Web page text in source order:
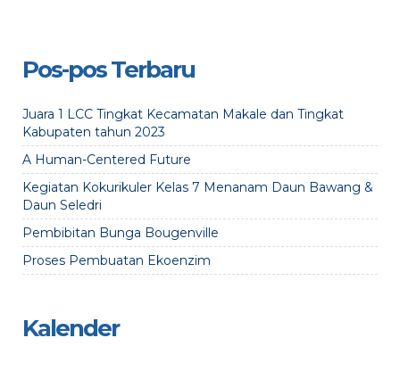
Pos-pos Terbaru
Juara 1 LCC Tingkat Kecamatan Makale dan Tingkat
Kabupaten tahun 2023
A Human-Centered Future
Kegiatan Kokurikuler Kelas 7 Menanam Daun Bawang &
Daun Seledri
Pembibitan Bunga Bougenville
Proses Pembuatan Ekoenzim
Kalender